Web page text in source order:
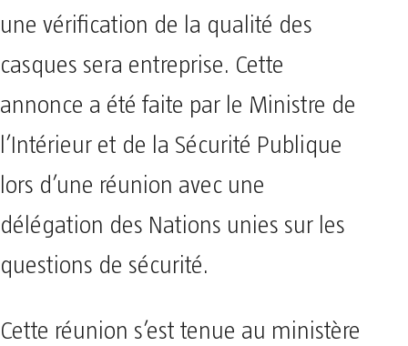
une vérification de la qualité des
casques sera entreprise. Cette
annonce a été faite par le Ministre de
l’Intérieur et de la Sécurité Publique
lors d’une réunion avec une
délégation des Nations unies sur les
questions de sécurité.
Cette réunion s’est tenue au ministère